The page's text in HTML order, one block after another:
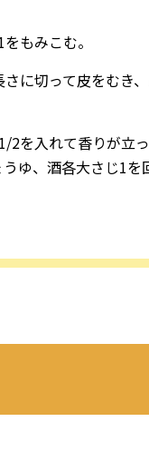
もみこむ。
に切って皮をむき
2を入れて香りが立
ゆ、酒各大さじ1を